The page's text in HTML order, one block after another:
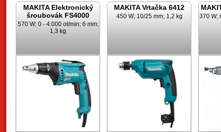
MAKITA Elektronický
šroubovák FS4000
570 W; 0 - 4.000 ot/min; 6 mm;
1,3 kg
MAKITA Vrtačka 6412
450 W; 10/25 mm; 1,2 kg 370 W;